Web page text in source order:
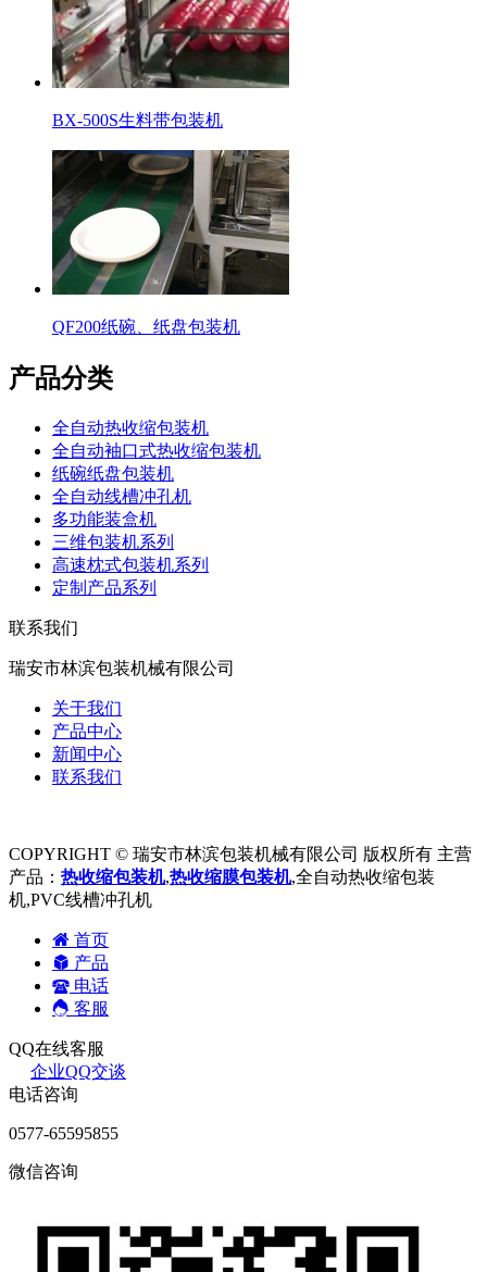
BX-500S生料带包装机
QF200纸碗、纸盘包装机
产品分类
全自动热收缩包装机
全自动袖口式热收缩包装机
纸碗纸盘包装机
全自动线槽冲孔机
多功能装盒机
三维包装机系列
高速枕式包装机系列
定制产品系列
联系我们
瑞安市林滨包装机械有限公司
关于我们
产品中心
新闻中心
联系我们
COPYRIGHT © 瑞安市林滨包装机械有限公司 版权所有 主营
产品： 热收缩包装机,热收缩膜包装机,全自动热收缩包装
机,PVC线槽冲孔机
首页
产品
电话
客服
QQ在线客服
企业QQ交谈
电话咨询
0577-65595855
微信咨询